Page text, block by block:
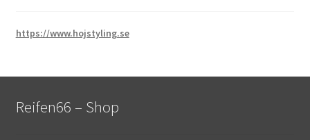
https://www.hojstyling.se
Reifen66 – Shop